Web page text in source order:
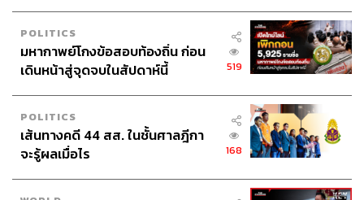
POLITICS
มหากาพย์โกงข้อสอบท้องถิ่น ก่อน
เดินหน้าสู่จุดจบในสัปดาห์นี้
519
POLITICS
เส้นทางคดี 44 สส. ในชั้นศาลฎีกา
จะรู้ผลเมื่อไร
168